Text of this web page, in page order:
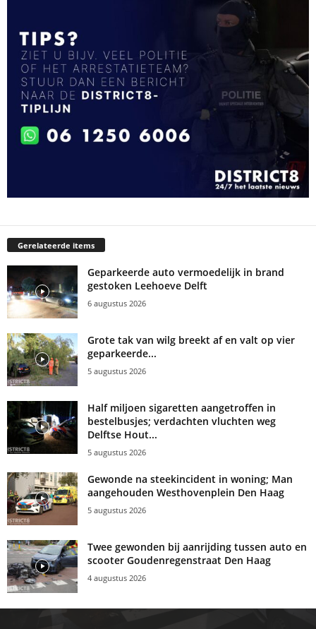
Gerelateerde items
Geparkeerde auto vermoedelijk in brand
gestoken Leehoeve Delft
6 augustus 2026
Grote tak van wilg breekt af en valt op vier
geparkeerde...
5 augustus 2026
Half miljoen sigaretten aangetroffen in
bestelbusjes; verdachten vluchten weg
Delftse Hout...
5 augustus 2026
Gewonde na steekincident in woning; Man
aangehouden Westhovenplein Den Haag
5 augustus 2026
Twee gewonden bij aanrijding tussen auto en
scooter Goudenregenstraat Den Haag
4 augustus 2026